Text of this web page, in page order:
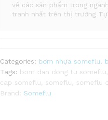
về các sản phẩm trong
tranh nhất trên thị trường
Categories: bơm nhựa someflu
Tags: bom dan dong tu someflu
cap someflu
someflu someflu
Brand: Someflu